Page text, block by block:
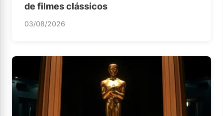
de filmes clássicos
03/08/2026